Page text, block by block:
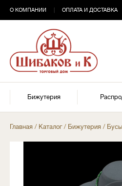
О КОМПАНИИ ОПЛАТА И ДОСТАВКА
Бижутерия
Главная / Каталог/ Бижутерия /